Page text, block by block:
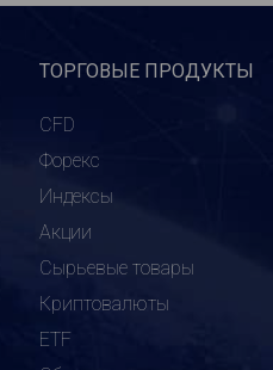
ТОРГОВЫЕ ПРОДУКТЫ
CFD
Форекс
Индексы
Акции
Сырьевые товары
Криптовалюты
ETF